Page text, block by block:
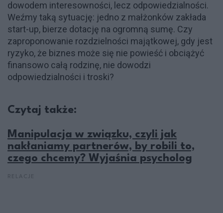
dowodem interesowności, lecz odpowiedzialności.
Weźmy taką sytuację: jedno z małżonków zakłada
start-up, bierze dotację na ogromną sumę. Czy
zaproponowanie rozdzielności majątkowej, gdy jest
ryzyko, że biznes może się nie powieść i obciążyć
finansowo całą rodzinę, nie dowodzi
odpowiedzialności i troski?
Czytaj także:
Manipulacja w związku, czyli jak
nakłaniamy partnerów, by robili to,
czego chcemy? Wyjaśnia psycholog